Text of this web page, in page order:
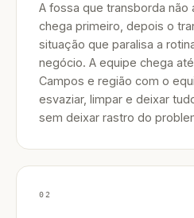
A fossa que transborda não
chega primeiro, depois o
situação que paralisa a
negócio. A equipe chega
Campos e região com o
esvaziar, limpar e deixar
sem deixar rastro do
02